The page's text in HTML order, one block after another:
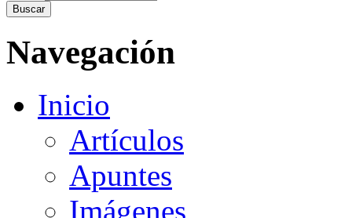
Navegación
Inicio
Artículos
Apuntes
Imágenes